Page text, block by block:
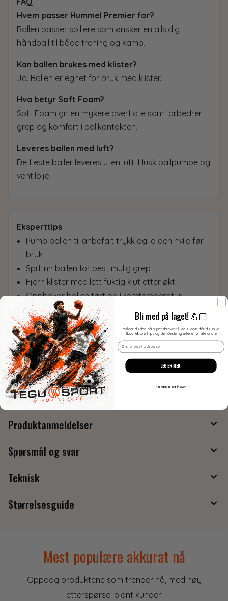
Hvem passer Hummel Premier for?
Ballen passer spillere som ønsker en allsidig
håndball til både trening og kamp.
Kan ballen brukes med klister?
Ja. Ballen er egnet for bruk med klister.
Hva betyr Soft Foam?
Soft Foam gir en mykere overflate som forbedrer
grep og komfort i ballkontakten.
Leveres ballen med luft?
De fleste baller leveres uten luft. Husk ballpumpe og
ventilolje.
Eksperttips
Pump ballen til anbefalt trykk og la den hvile før
bruk
Spill inn ballen for best mulig grep
Fjern klister med lett fuktig klut etter økt
Oppbevar ballen tørt og i romtemperatur
Produsent
Kvantumsrabatt
Produktanmeldelser
Spørsmål og svar
Teknisk
Størrelsesguide
Mest populære akkurat nå
Oppdag produktene som trender nå, med høy
etterspørsel blant kunder.
Bli med på laget! 💪🏻
Melder du deg på nyhetsbrevet til Tegu Sport, får du unike
tilbud, eksperttips og de råeste nyhetene før alle andre.
Email
JEG ER MED!
Nei takk. jeg står over.